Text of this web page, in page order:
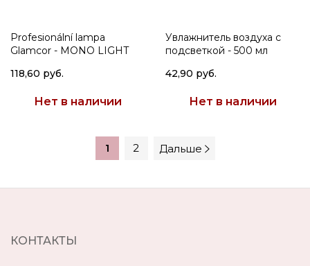
Profesionální lampa
Glamcor - MONO LIGHT
118,60 руб.
Нет в наличии
Увлажнитель воздуха с
подсветкой - 500 мл
42,90 руб.
Нет в наличии
1 2 Дальше
КОНТАКТЫ